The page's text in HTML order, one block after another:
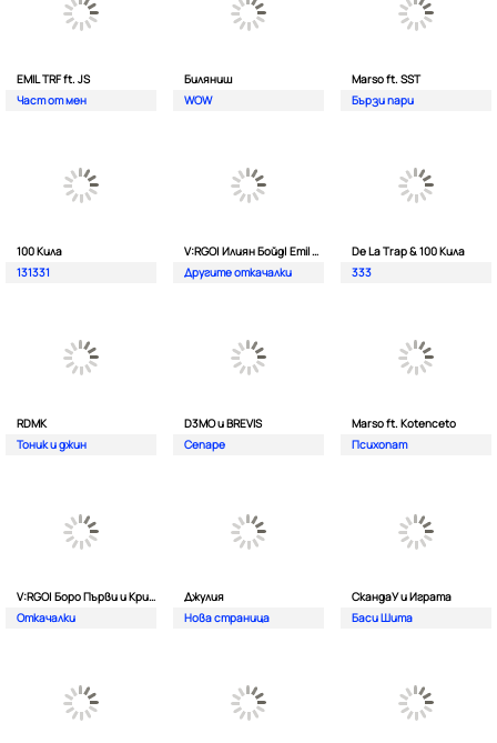
EMIL TRF ft. JS
Част от мен
Биляниш
WOW
Marso ft. SST
Бързи пари
100 Кила
131331
V:RGO| Илиян Бойд| Emil TRF| Dim4oU и Aтанас Колев
Другите откачалки
De La Trap & 100 Кила
333
RDMK
Тоник и джин
D3MO и BREVIS
Сепаре
Marso ft. Kotenceto
Психопат
V:RGO| Боро Първи и Криско
Откачалки
Джулия
Нова страница
СкандаУ и Играта
Баси Шита